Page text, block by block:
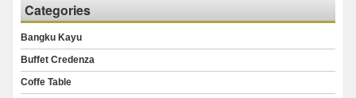
Categories
Bangku Kayu
Buffet Credenza
Coffe Table